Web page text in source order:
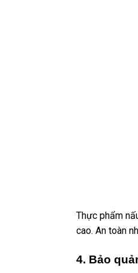
Thực phẩm
cao. An toàn
4. Bảo